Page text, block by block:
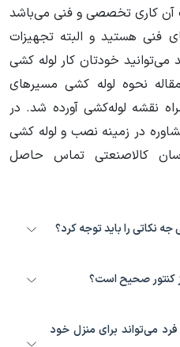
کاری تخصصی و فنی می‌باشد
فنی هستید و البته تجهیزات
خودتان کار لوله کشی
نحوه لوله کشی مسیرهای
نقشه لوله‌کشی آورده شد. در
در زمینه نصب و لوله کشی
کالاصنعتی تماس حاصل
نکاتی را باید توجه کرد؟
به مسیر لوله‌کشی وابسته است.
در مسیر لوله کشی و به حداقل‌رساندن آن
کنتور صحیح است؟
و لوله کشی پمپ آب بعد از کنتور غیر
می‌تواند برای منزل خود